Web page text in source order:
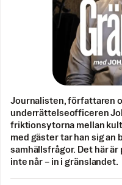
Journalisten, författaren
underrättelseofficeren
friktionsytorna mellan
med gäster tar han sig an
samhällsfrågor. Det här är
inte når – in i gränslandet.